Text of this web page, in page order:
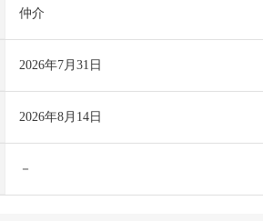
仲介
2026年7月31日
2026年8月14日
－